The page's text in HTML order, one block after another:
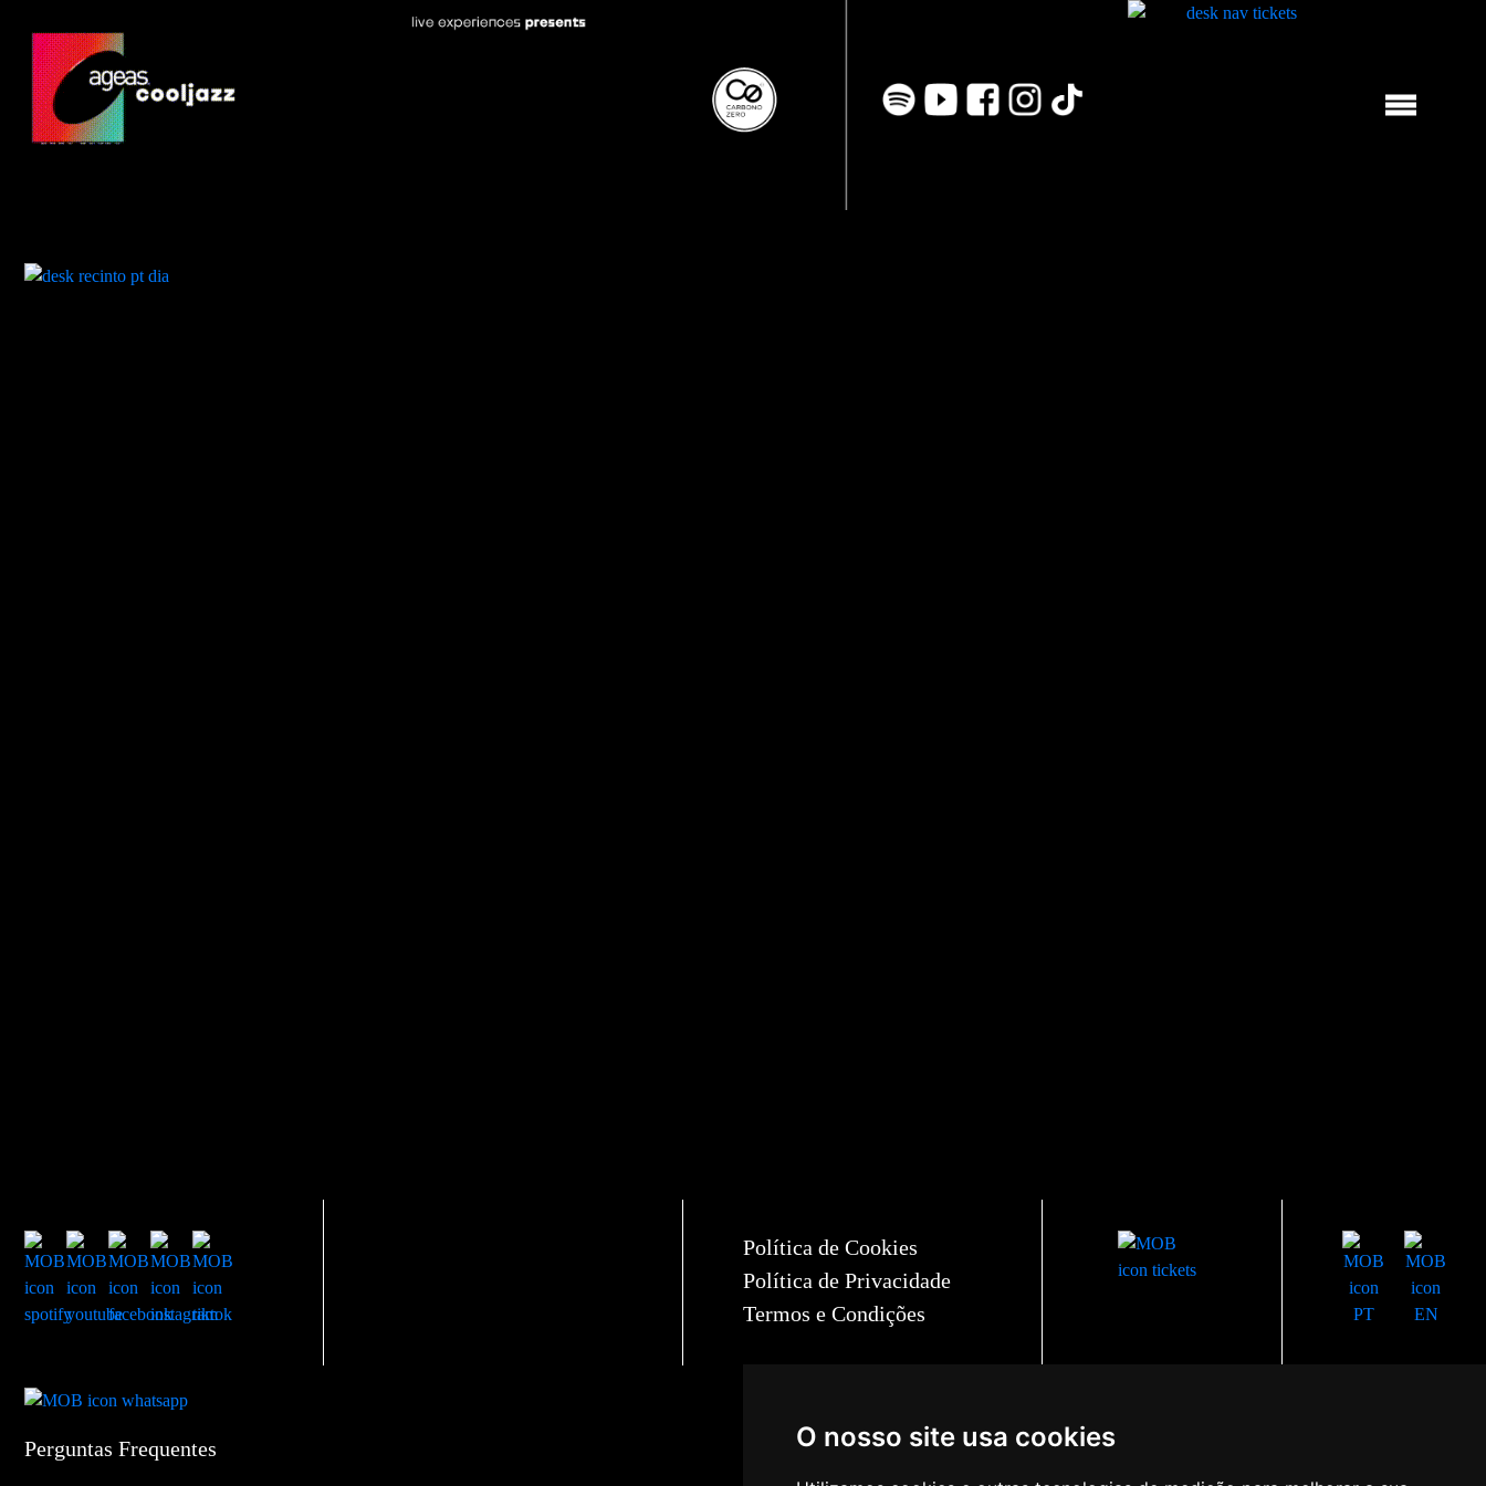
O nosso site usa cookies
Política de Cookies
Política de Privacidade
Termos e Condições
Perguntas Frequentes